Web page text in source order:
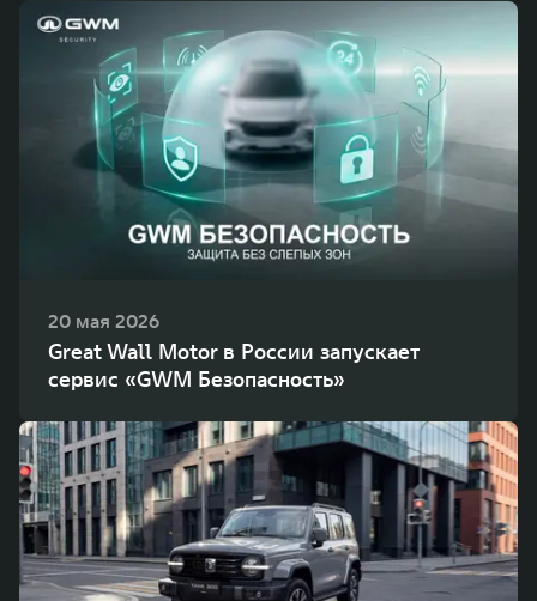
20 мая 2026
Great Wall Motor в России запускает
сервис «GWM Безопасность»